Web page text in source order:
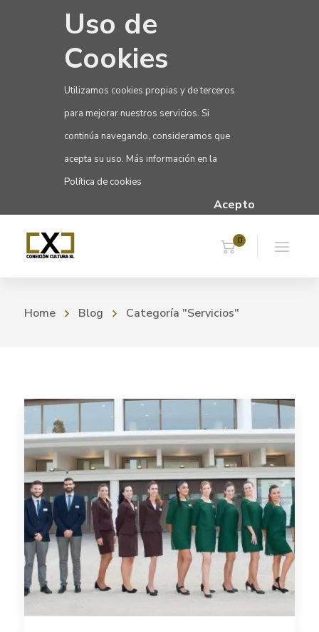
Uso de
Cookies
Utilizamos cookies propias y de terceros
para mejorar nuestros servicios. Si
continúa navegando, consideramos que
acepta su uso. Más información en la
Política de cookies
Acepto
0
Home Blog Categoría "Servicios"